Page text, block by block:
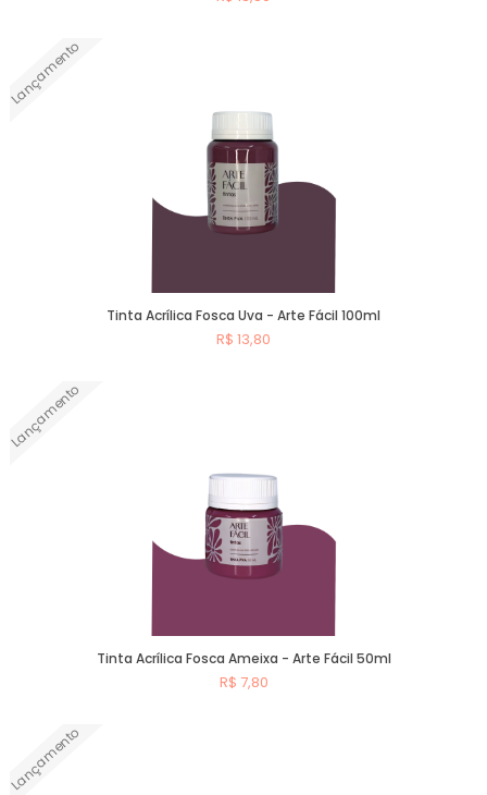
Lançamento
Tinta Acrílica Fosca Uva - Arte Fácil 100ml
R$ 13,80
Lançamento
Tinta Acrílica Fosca Ameixa - Arte Fácil 50ml
R$ 7,80
Lançamento